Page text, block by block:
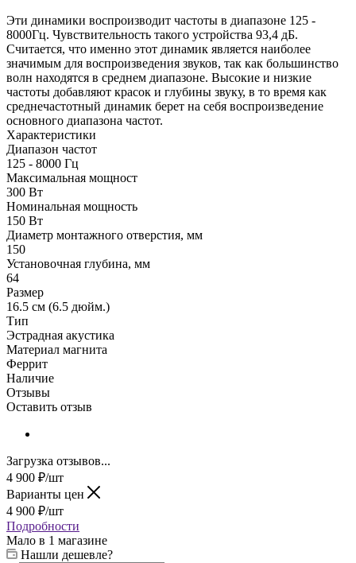
Эти динамики воспроизводит частоты в диапазоне 125 -
8000Гц. Чувствительность такого устройства 93,4 дБ.
Считается, что именно этот динамик является наиболее
значимым для воспроизведения звуков, так как большинство
волн находятся в среднем диапазоне. Высокие и низкие
частоты добавляют красок и глубины звуку, в то время как
среднечастотный динамик берет на себя воспроизведение
основного диапазона частот.
Характеристики
Диапазон частот
125 - 8000 Гц
Максимальная мощност
300 Вт
Номинальная мощность
150 Вт
Диаметр монтажного отверстия, мм
150
Установочная глубина, мм
64
Размер
16.5 см (6.5 дюйм.)
Тип
Эстрадная акустика
Материал магнита
Феррит
Наличие
Отзывы
Оставить отзыв
Загрузка отзывов...
4 900 ₽/шт
Варианты цен
4 900 ₽/шт
Подробности
Мало в 1 магазине
Нашли дешевле?